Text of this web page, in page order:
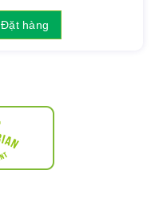
Đặt hàng